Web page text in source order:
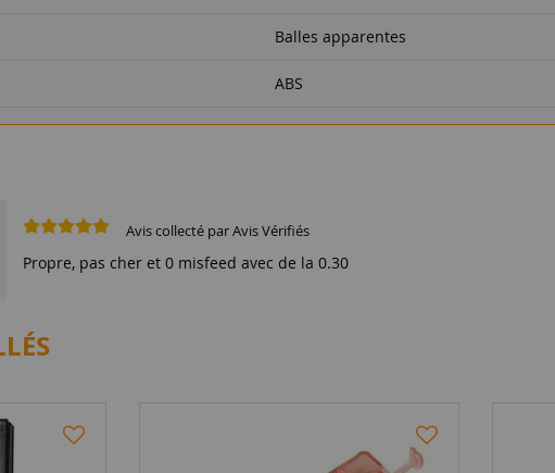
Balles apparentes
ABS
Avis collecté par Avis Vérifiés
Propre, pas cher et 0 misfeed avec de la 0.30